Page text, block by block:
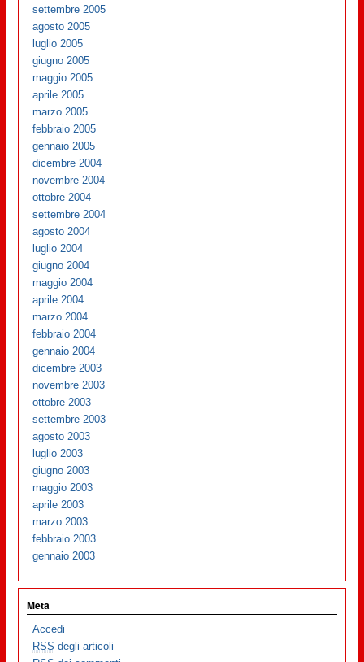
settembre 2005
agosto 2005
luglio 2005
giugno 2005
maggio 2005
aprile 2005
marzo 2005
febbraio 2005
gennaio 2005
dicembre 2004
novembre 2004
ottobre 2004
settembre 2004
agosto 2004
luglio 2004
giugno 2004
maggio 2004
aprile 2004
marzo 2004
febbraio 2004
gennaio 2004
dicembre 2003
novembre 2003
ottobre 2003
settembre 2003
agosto 2003
luglio 2003
giugno 2003
maggio 2003
aprile 2003
marzo 2003
febbraio 2003
gennaio 2003
Meta
Accedi
RSS degli articoli